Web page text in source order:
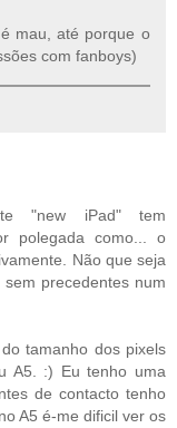
mau, até porque o
com fanboys)
"new iPad" tem
polegada como... o
Não que seja
precedentes num
tamanho dos pixels
A5. :) Eu tenho uma
de contacto tenho
A5 é-me dificil ver os